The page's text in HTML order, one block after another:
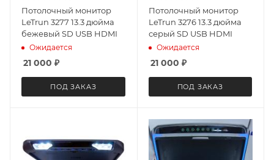
Потолочный монитор
LeTrun 3277 13.3 дюйма
бежевый SD USB HDMI
Ожидается
21 000 ₽
ПОД ЗАКАЗ
Потолочный монитор
LeTrun 3276 13.3 дюйма
серый SD USB HDMI
Ожидается
21 000 ₽
ПОД ЗАКАЗ